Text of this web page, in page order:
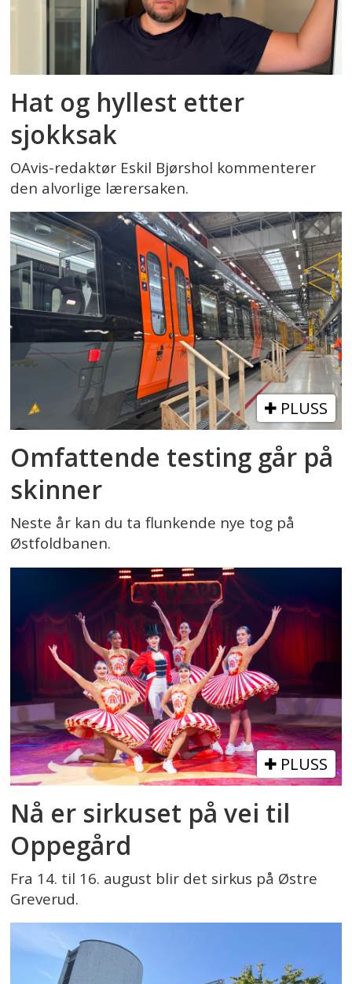
Hat og hyllest etter
sjokksak
OAvis-redaktør Eskil Bjørshol kommenterer
den alvorlige lærersaken.
PLUSS
Omfattende testing går på
skinner
Neste år kan du ta flunkende nye tog på
Østfoldbanen.
PLUSS
Nå er sirkuset på vei til
Oppegård
Fra 14. til 16. august blir det sirkus på Østre
Greverud.